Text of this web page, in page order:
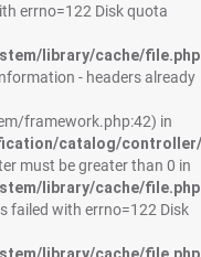
errno=122 Disk quota
library/cache/file.php
- headers already
framework.php:42) in
catalog/
must be greater than 0 in
library/cache/file.php
failed with errno=122 Disk